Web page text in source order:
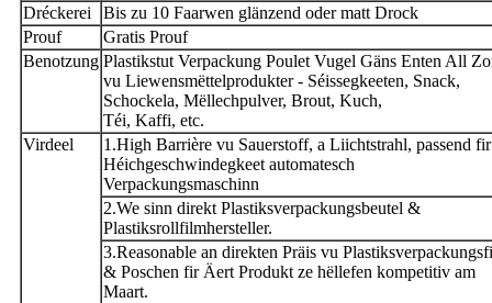
Dréckerei
Bis zu 10 Faarwen glänzend oder matt Drock
Prouf
Gratis Prouf
Benotzung Plastikstut Verpackung Poulet Vugel Gäns Enten All
vu Liewensmëttelprodukter - Séissegkeeten, Snack,
Schockela, Mëllechpulver, Brout, Kuch,
Téi, Kaffi, etc.
Virdeel
1.High Barrière vu Sauerstoff, a Liichtstrahl, passend fir
Héichgeschwindegkeet automatesch
Verpackungsmaschinn
2.We sinn direkt Plastiksverpackungsbeutel &
Plastiksrollfilmhersteller.
3.Reasonable an direkten Präis vu
& Poschen fir Äert Produkt ze hëllefen kompetitiv am
Maart.